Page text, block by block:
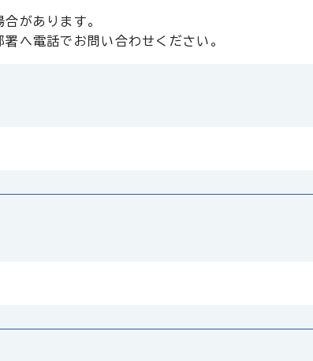
があります。
へ電話でお問い合わせください。